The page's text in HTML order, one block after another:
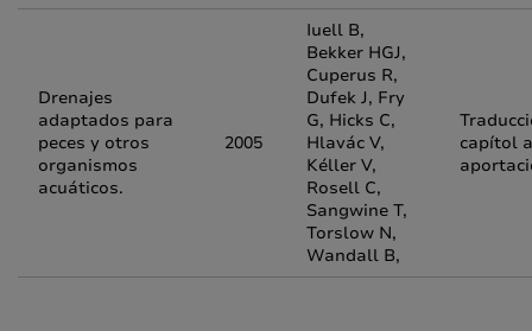
Drenajes
adaptados para
peces y otros
organismos
acuáticos.
2005
Iuell B,
Bekker HGJ,
Cuperus R,
Dufek J, Fry
G, Hicks C,
Hlavác V,
Kéller V,
Rosell C,
Sangwine T,
Torslow N,
Wandall B,
capítol